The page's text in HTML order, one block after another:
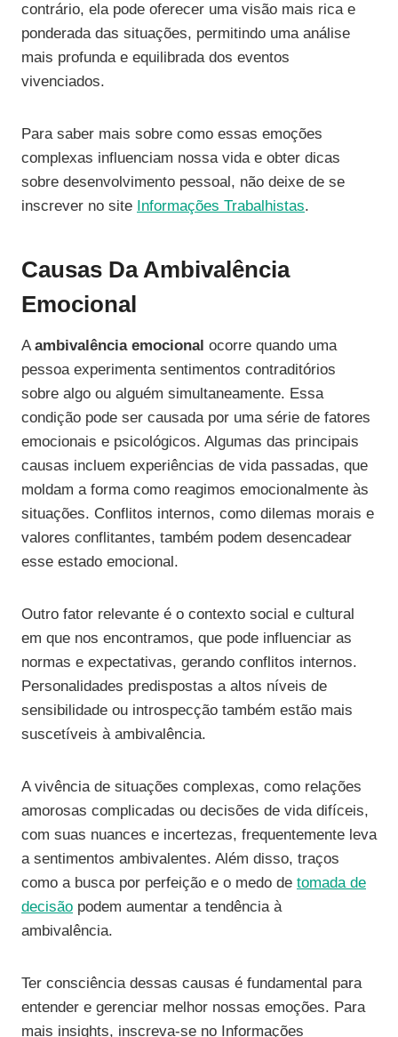
contrário, ela pode oferecer uma visão mais rica e
ponderada das situações, permitindo uma análise
mais profunda e equilibrada dos eventos
vivenciados.
Para saber mais sobre como essas emoções
complexas influenciam nossa vida e obter dicas
sobre desenvolvimento pessoal, não deixe de se
inscrever no site Informações Trabalhistas.
Causas Da Ambivalência
Emocional
Aambivalência emocional ocorre quando uma
pessoa experimenta sentimentos contraditórios
sobre algo ou alguém simultaneamente. Essa
condição pode ser causada por uma série de fatores
emocionais e psicológicos. Algumas das principais
causas incluem experiências de vida passadas, que
moldam a forma como reagimos emocionalmente às
situações. Conflitos internos, como dilemas morais e
valores conflitantes, também podem desencadear
esse estado emocional.
Outro fator relevante é o contexto social e cultural
em que nos encontramos, que pode influenciar as
normas e expectativas, gerando conflitos internos.
Personalidades predispostas a altos níveis de
sensibilidade ou introspecção também estão mais
suscetíveis à ambivalência.
A vivência de situações complexas, como relações
amorosas complicadas ou decisões de vida difíceis,
com suas nuances e incertezas, frequentemente leva
a sentimentos ambivalentes. Além disso, traços
como a busca por perfeição e o medo de tomada de
decisão podem aumentar a tendência à
ambivalência.
Ter consciência dessas causas é fundamental para
entender e gerenciar melhor nossas emoções. Para
mais insights, inscreva-se no Informações